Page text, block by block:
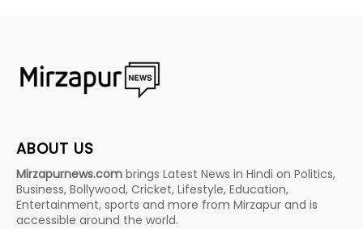
ABOUT US
Mirzapurnews.com brings Latest News in Hindi on Politics,
Business, Bollywood, Cricket, Lifestyle, Education,
Entertainment, sports and more from Mirzapur and is
accessible around the world.